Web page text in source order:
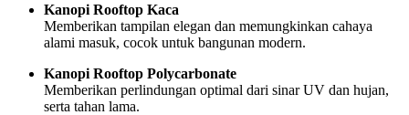
Kanopi Rooftop Kaca
Memberikan tampilan elegan dan memungkinkan cahaya
alami masuk, cocok untuk bangunan modern.
Kanopi Rooftop Polycarbonate
Memberikan perlindungan optimal dari sinar UV dan hujan,
serta tahan lama.